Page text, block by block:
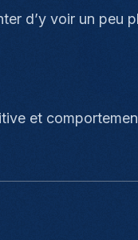
d’y voir un peu
et